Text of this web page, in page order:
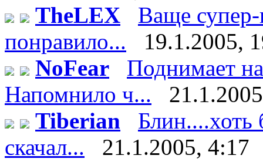
TheLEX
Ваще
понравило...
19.1.2005,
NoFear
Поднимает
Напомнило ч...
Tiberian
Блин....хоть
скачал...
21.1.2005, 4:17